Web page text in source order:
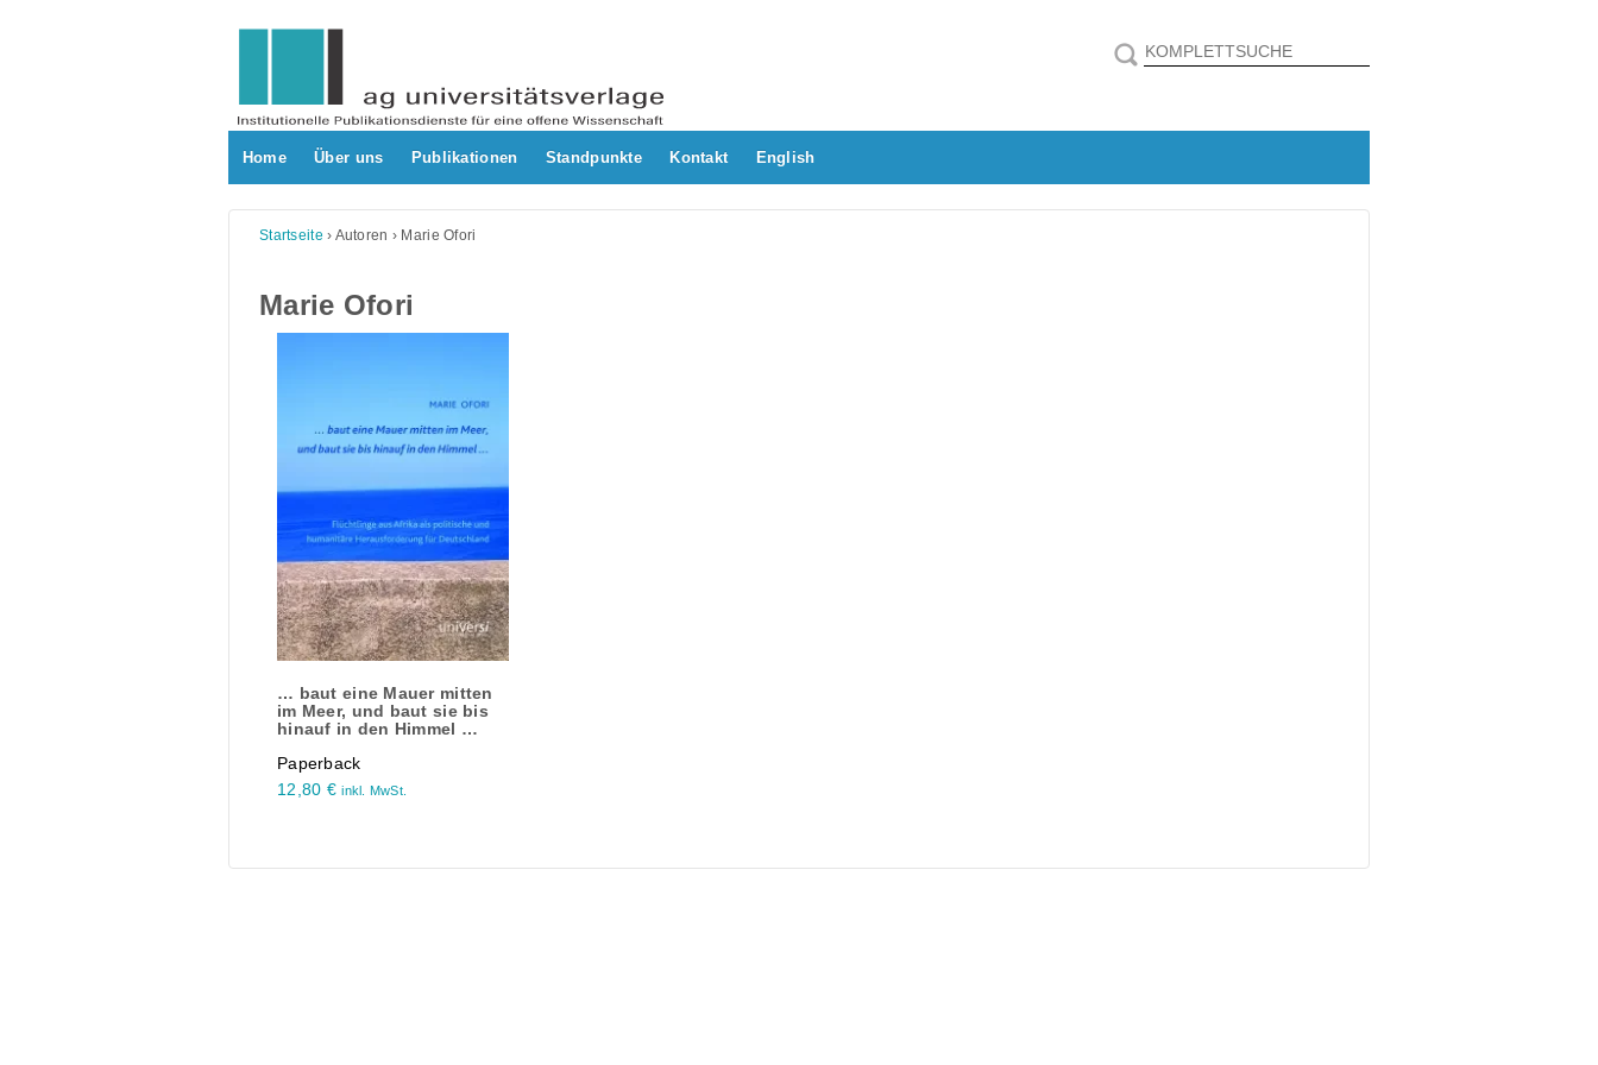
Home Über uns Publikationen Standpunkte Kontakt English
Startseite › Autoren › Marie Ofori
Marie Ofori
… baut eine Mauer mitten
im Meer, und baut sie bis
hinauf in den Himmel …
Paperback
12,80 € inkl. MwSt.